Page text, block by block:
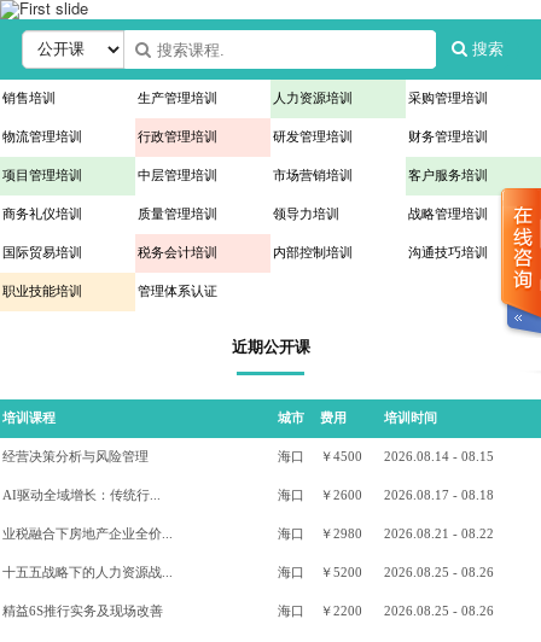
搜索
销售培训 生产管理培训 人力资源培训 采购管理培训
物流管理培训 行政管理培训 研发管理培训 财务管理培训
项目管理培训 中层管理培训 市场营销培训 客户服务培训
商务礼仪培训 质量管理培训 领导力培训 战略管理培训
国际贸易培训 税务会计培训 内部控制培训 沟通技巧培训
职业技能培训 管理体系认证
近期公开课
培训课程 城市 费用 培训时间
经营决策分析与风险管理 海口 ￥4500 2026.08.14 - 08.15
AI驱动全域增长：传统行... 海口 ￥2600 2026.08.17 - 08.18
业税融合下房地产企业全价... 海口 ￥2980 2026.08.21 - 08.22
十五五战略下的人力资源战... 海口 ￥5200 2026.08.25 - 08.26
精益6S推行实务及现场改善 海口 ￥2200 2026.08.25 - 08.26